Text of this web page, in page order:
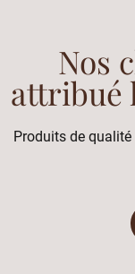
Nos
attribué
Produits de qualité